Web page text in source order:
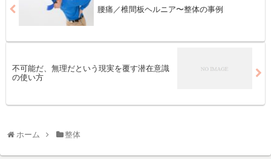
腰痛／椎間板ヘルニア〜整体の事例
不可能だ、無理だという現実を覆す潜在意識
の使い方
ホーム 整体